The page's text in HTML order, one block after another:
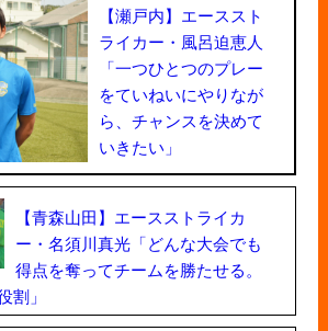
【瀬戸内】エーススト
ライカー・風呂迫恵人
「一つひとつのプレー
をていねいにやりなが
ら、チャンスを決めて
いきたい」
【青森山田】エースストライカ
ー・名須川真光「どんな大会でも
得点を奪ってチームを勝たせる。
割」